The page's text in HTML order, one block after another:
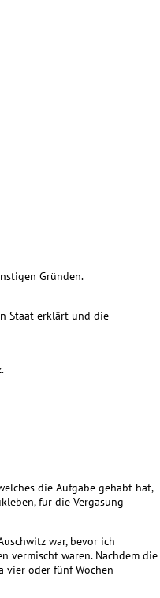
Gründen.
Staat erklärt und die
die Aufgabe gehabt hat,
für die Vergasung
war, bevor ich
vermischt waren. Nachdem die
vier oder fünf Wochen